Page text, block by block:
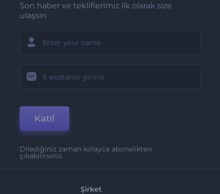
Son haber ve tekliflerimiz ilk olarak size
ulaşsın
Katıl
Dilediğiniz zaman kolayca abonelikten
çıkabilirsiniz.
Şirket